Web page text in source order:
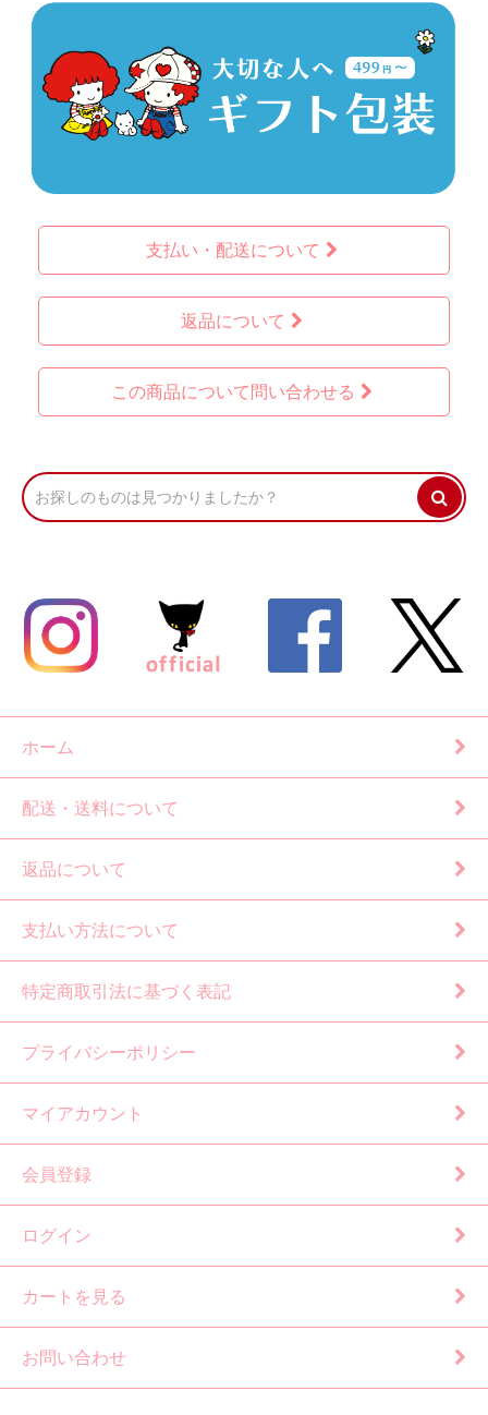
支払い・配送について
返品について
この商品について問い合わせる
ホーム
配送・送料について
返品について
支払い方法について
特定商取引法に基づく表記
プライバシーポリシー
マイアカウント
会員登録
ログイン
カートを見る
お問い合わせ